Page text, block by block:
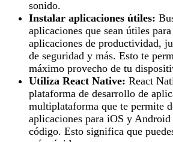
sonido.
Instalar aplicaciones útiles:
aplicaciones que sean útiles
aplicaciones de productividad,
de seguridad y más. Esto te
máximo provecho de tu
Utiliza React Native: React
plataforma de desarrollo de
multiplataforma que te permite
aplicaciones para iOS y Android
código. Esto significa que